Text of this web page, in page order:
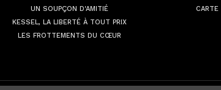
UN SOUPÇON D'AMITIÉ
KESSEL, LA LIBERTÉ À TOUT PRIX
LES FROTTEMENTS DU CŒUR
CARTE